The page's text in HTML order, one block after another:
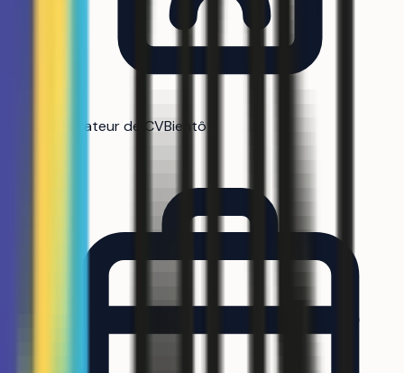
Générateur de CVBientôt